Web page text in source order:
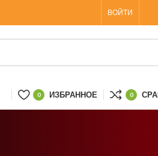
ВОЙТИ
0 ИЗБРАННОЕ 0